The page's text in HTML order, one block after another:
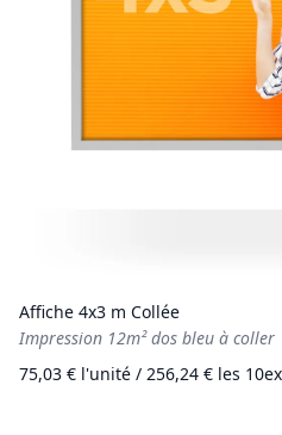
Affiche 4x3 m Collée
Impression 12m² dos bleu à coller
75,03 € l'unité / 256,24 € les 10ex